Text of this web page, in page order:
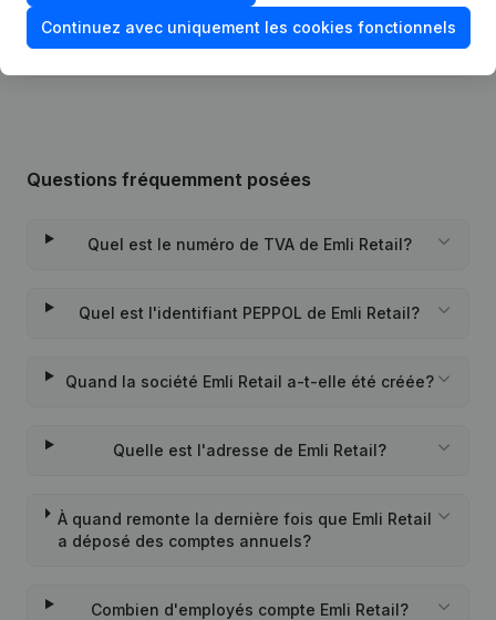
07-11-2016
Personne Morale, Ouverture
Succursale, etc...)(NL)
Questions fréquemment posées
Quel est le numéro de TVA de Emli Retail?
Quel est l'identifiant PEPPOL de Emli Retail?
Quand la société Emli Retail a-t-elle été créée?
Quelle est l'adresse de Emli Retail?
À quand remonte la dernière fois que Emli Retail
a déposé des comptes annuels?
Combien d'employés compte Emli Retail?
Continuez avec uniquement les cookies fonctionnels